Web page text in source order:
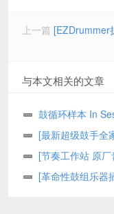
上一篇 [EZDrummer
与本文相关的文章
鼓循环样本 In
[最新超级鼓手全
+鼓拓展音色+安装
[节奏工作站 原
[WiN MacOSX]（
[革命性鼓组乐器